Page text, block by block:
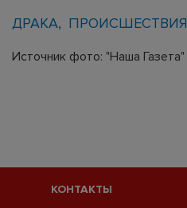
ДРАКА ПРОИСШЕСТВИЯ
Источник фото: "Наша Газета"
КОНТАКТЫ